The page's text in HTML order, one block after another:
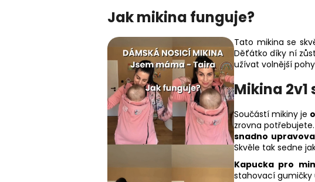
Jak mikina funguje?
Tato mikina se
Děťátko díky ní
užívat volnější
Mikina
Součástí mikiny je
zrovna
snadno
Skvěle tak sedne
Kapucka pro
stahovací gumičky